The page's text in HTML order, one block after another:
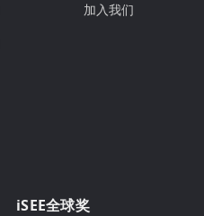
加入我们
iSEE全球奖